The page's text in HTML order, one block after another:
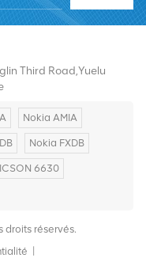
Third Road,Yuelu
Nokia AMIA
Nokia FXDB
6630
droits réservés.